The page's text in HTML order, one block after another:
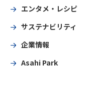
エンタメ・レシピ
サステナビリティ
企業情報
Asahi Park